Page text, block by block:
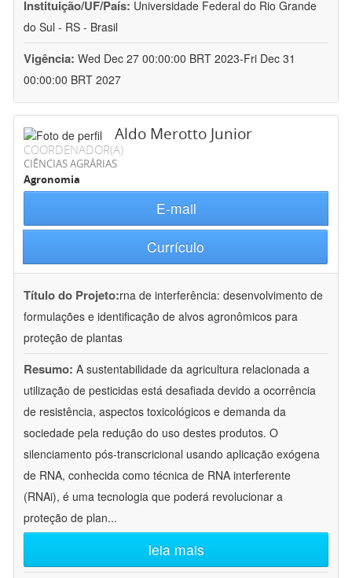
Instituição/UF/País: Universidade Federal do Rio Grande
do Sul - RS - Brasil
Vigência: Wed Dec 27 00:00:00 BRT 2023-Fri Dec 31
00:00:00 BRT 2027
Aldo Merotto Junior
COORDENADOR(A)
CIÊNCIAS AGRÁRIAS
Agronomia
E-mail
Currículo
Título do Projeto:rna de interferência: desenvolvimento de
formulações e identificação de alvos agronômicos para
proteção de plantas
Resumo: A sustentabilidade da agricultura relacionada a
utilização de pesticidas está desafiada devido a ocorrência
de resistência, aspectos toxicológicos e demanda da
sociedade pela redução do uso destes produtos. O
silenciamento pós-transcricional usando aplicação exógena
de RNA, conhecida como técnica de RNA interferente
(RNAi), é uma tecnologia que poderá revolucionar a
proteção de plan...
leia mais